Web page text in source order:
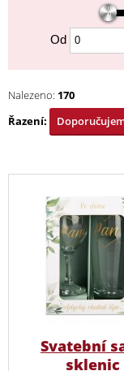
Od
Nalezeno: 170
Řazení:
Svatební
sklenic